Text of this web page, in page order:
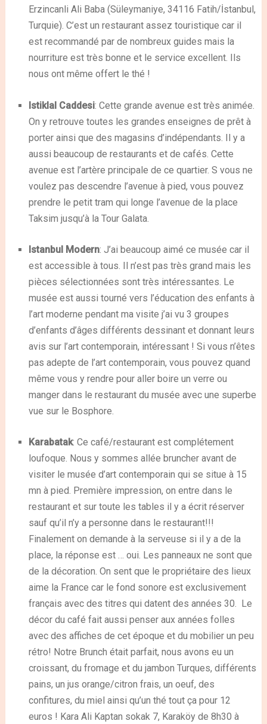
Erzincanli Ali Baba (Süleymaniye, 34116 Fatih/İstanbul,
Turquie). C’est un restaurant assez touristique car il
est recommandé par de nombreux guides mais la
nourriture est très bonne et le service excellent. Ils
nous ont même offert le thé !
Istiklal Caddesi: Cette grande avenue est très animée.
On y retrouve toutes les grandes enseignes de prêt à
porter ainsi que des magasins d’indépendants. Il y a
aussi beaucoup de restaurants et de cafés. Cette
avenue est l’artère principale de ce quartier. S vous ne
voulez pas descendre l’avenue à pied, vous pouvez
prendre le petit tram qui longe l’avenue de la place
Taksim jusqu’à la Tour Galata.
Istanbul Modern: J’ai beaucoup aimé ce musée car il
est accessible à tous. Il n’est pas très grand mais les
pièces sélectionnées sont très intéressantes. Le
musée est aussi tourné vers l’éducation des enfants à
l’art moderne pendant ma visite j’ai vu 3 groupes
d’enfants d’âges différents dessinant et donnant leurs
avis sur l’art contemporain, intéressant ! Si vous n’êtes
pas adepte de l’art contemporain, vous pouvez quand
même vous y rendre pour aller boire un verre ou
manger dans le restaurant du musée avec une superbe
vue sur le Bosphore.
Karabatak: Ce café/restaurant est complétement
loufoque. Nous y sommes allée bruncher avant de
visiter le musée d’art contemporain qui se situe à 15
mn à pied. Première impression, on entre dans le
restaurant et sur toute les tables il y a écrit réserver
sauf qu’il n’y a personne dans le restaurant!!!
Finalement on demande à la serveuse si il y a de la
place, la réponse est … oui. Les panneaux ne sont que
de la décoration. On sent que le propriétaire des lieux
aime la France car le fond sonore est exclusivement
français avec des titres qui datent des années 30. Le
décor du café fait aussi penser aux années folles
avec des affiches de cet époque et du mobilier un peu
rétro! Notre Brunch était parfait, nous avons eu un
croissant, du fromage et du jambon Turques, différents
pains, un jus orange/citron frais, un oeuf, des
confitures, du miel ainsi qu’un thé tout ça pour 12
euros ! Kara Ali Kaptan sokak 7, Karaköy de 8h30 à